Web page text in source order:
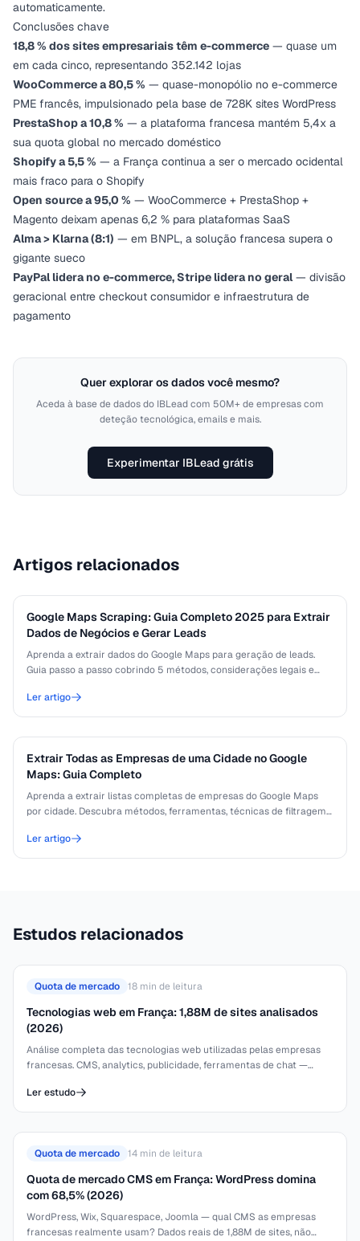
automaticamente.
Conclusões chave
18,8 % dos sites empresariais têm e-commerce — quase um
em cada cinco, representando 352.142 lojas
WooCommerce a 80,5 % — quase-monopólio no e-commerce
PME francês, impulsionado pela base de 728K sites WordPress
PrestaShop a 10,8 % — a plataforma francesa mantém 5,4x a
sua quota global no mercado doméstico
Shopify a 5,5 % — a França continua a ser o mercado ocidental
mais fraco para o Shopify
Open source a 95,0 % — WooCommerce + PrestaShop +
Magento deixam apenas 6,2 % para plataformas SaaS
Alma > Klarna (8:1) — em BNPL, a solução francesa supera o
gigante sueco
PayPal lidera no e-commerce, Stripe lidera no geral— divisão
geracional entre checkout consumidor e infraestrutura de
pagamento
Quer explorar os dados você mesmo?
Aceda à base de dados do IBLead com 50M+ de empresas com
deteção tecnológica, emails e mais.
Experimentar IBLead grátis
Artigos relacionados
Google Maps Scraping: Guia Completo 2025 para Extrair
Dados de Negócios e Gerar Leads
Aprenda a extrair dados do Google Maps para geração de leads.
Guia passo a passo cobrindo 5 métodos, considerações legais e
Ler artigo
Extrair Todas as Empresas de uma Cidade no Google
Maps: Guia Completo
Aprenda a extrair listas completas de empresas do Google Maps
por cidade. Descubra métodos, ferramentas, técnicas de filtragem
Ler artigo
Estudos relacionados
Quota de mercado 18 min de leitura
Tecnologias web em França: 1,88M de sites analisados
(2026)
Análise completa das tecnologias web utilizadas pelas empresas
francesas. CMS, analytics, publicidade, ferramentas de chat —
Ler estudo
Quota de mercado 14 min de leitura
Quota de mercado CMS em França: WordPress domina
com 68,5% (2026)
WordPress, Wix, Squarespace, Joomla — qual CMS as empresas
francesas realmente usam? Dados reais de 1,88M de sites, não